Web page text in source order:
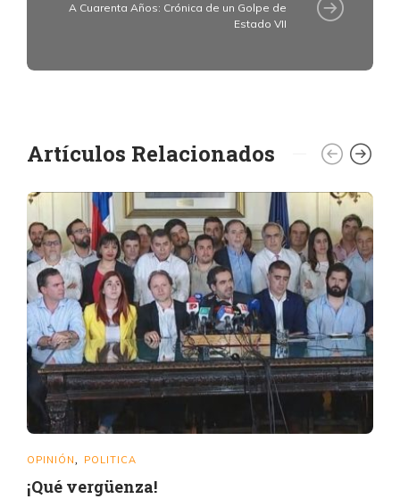
A Cuarenta Años: Crónica de un Golpe de
Estado VII
Artículos Relacionados
OPINIÓN POLITICA
¡Qué vergüenza!